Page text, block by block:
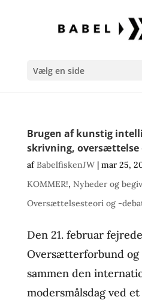
Vælg en side
Brugen af kunstig
skrivning, oversættelse
afBabelfiskenJW| mar 25,
KOMMER!, Nyheder og
Oversættelsesteori og -
Den 21. februar
Oversætterforbund og
sammen den
modersmålsdag ved